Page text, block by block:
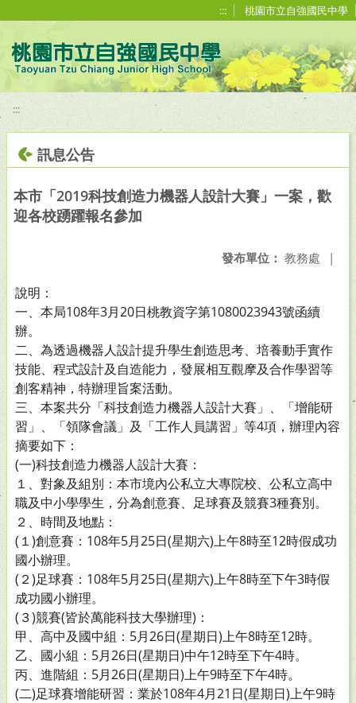
::: 桃園市立自強國民中學
:::
訊息公告
本市「2019科技創造力機器人設計大賽」一案，歡
迎各校踴躍報名參加
發布單位： 教務處 |
說明：
一、本局108年3月20日桃教資字第1080023943號函續
辦。
二、為透過機器人設計提升學生創造思考、培養動手實作
技能、程式設計及自造能力，發展相互觀摩及合作學習等
創客精神，特辦理旨案活動。
三、本案共分「科技創造力機器人設計大賽」、「增能研
習」、「領隊會議」及「工作人員講習」等4項，辦理內容
摘要如下：
(一)科技創造力機器人設計大賽：
１、對象及組別：本市境內公私立大專院校、公私立高中
職及中小學學生，分為創意賽、足球賽及競賽3種賽別。
２、時間及地點：
(１)創意賽：108年5月25日(星期六)上午8時至12時假成功
國小辦理。
(２)足球賽：108年5月25日(星期六)上午8時至下午3時假
成功國小辦理。
(３)競賽(皆於萬能科技大學辦理)：
甲、高中及國中組：5月26日(星期日)上午8時至12時。
乙、國小組：5月26日(星期日)中午12時至下午4時。
丙、進階組：5月26日(星期日)上午9時至下午4時。
(二)足球賽增能研習：業於108年4月21日(星期日)上午9時